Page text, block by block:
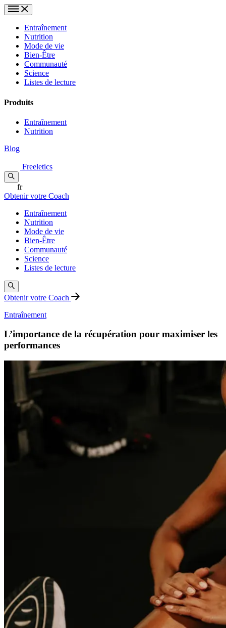
Entraînement
Nutrition
Mode de vie
Bien-Être
Communauté
Science
Listes de lecture
Produits
Entraînement
Nutrition
Blog
Freeletics
fr
Obtenir votre Coach
Entraînement
Nutrition
Mode de vie
Bien-Être
Communauté
Science
Listes de lecture
Obtenir votre Coach
Entraînement
L’importance de la récupération pour maximiser les
performances